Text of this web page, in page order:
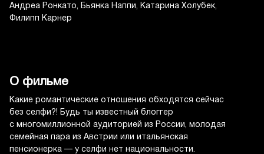
Андреа Ронкато
Бьянка Наппи
Катарина Холубек
Филипп Карнер
О фильме
Какие романтические отношения обходятся сейчас
без селфи?! Будь ты известный блоггер
с многомиллионной аудиторией из России, молодая
семейная пара из Австрии или итальянская
пенсионерка — у селфи нет национальности.